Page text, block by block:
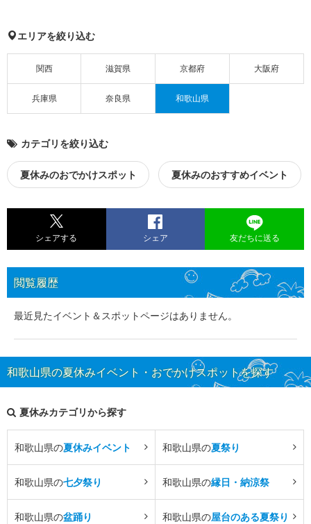
エリアを絞り込む
関西 滋賀県 京都府 大阪府
兵庫県 奈良県 和歌山県
カテゴリを絞り込む
夏休みのおでかけスポット 夏休みのおすすめイベント
シェアする シェア 友だちに送る
閲覧履歴
最近見たイベント＆スポットページはありません。
和歌山県の夏休みイベント・おでかけスポットを探す
夏休みカテゴリから探す
和歌山県の夏休みイベント 和歌山県の夏祭り
和歌山県の七夕祭り 和歌山県の縁日・納涼祭
和歌山県の盆踊り 和歌山県の屋台のある夏祭り